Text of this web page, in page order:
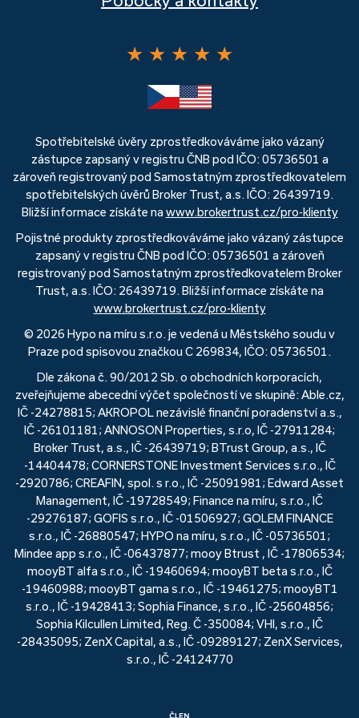
★ ★ ★ ★ ★
Spotřebitelské úvěry zprostředkováváme jako vázaný
zástupce zapsaný v registru ČNB pod IČO: 05736501 a
zároveň registrovaný pod Samostatným zprostředkovatelem
spotřebitelských úvěrů Broker Trust, a.s. IČO: 26439719.
Bližší informace získáte na www.brokertrust.cz/pro-klienty
Pojistné produkty zprostředkováváme jako vázaný zástupce
zapsaný v registru ČNB pod IČO: 05736501 a zároveň
registrovaný pod Samostatným zprostředkovatelem Broker
Trust, a.s. IČO: 26439719. Bližší informace získáte na
www.brokertrust.cz/pro-klienty
© 2026 Hypo na míru s.r.o. je vedená u Městského soudu v
Praze pod spisovou značkou C 269834, IČO: 05736501.
Dle zákona č. 90/2012 Sb. o obchodních korporacích,
zveřejňujeme abecední výčet společností ve skupině: Able.cz,
IČ -24278815; AKROPOL nezávislé finanční poradenství a.s.,
IČ -26101181; ANNOSON Properties, s.r.o, IČ -27911284;
Broker Trust, a.s., IČ -26439719; BTrust Group, a.s., IČ
-14404478; CORNERSTONE Investment Services s.r.o., IČ
-2920786; CREAFIN, spol. s r.o., IČ -25091981; Edward Asset
Management, IČ -19728549; Finance na míru, s.r.o., IČ
-29276187; GOFIS s.r.o., IČ -01506927; GOLEM FINANCE
s.r.o., IČ -26880547; HYPO na míru, s.r.o., IČ -05736501;
Mindee app s.r.o., IČ -06437877; mooy Btrust , IČ -17806534;
mooyBT alfa s.r.o., IČ -19460694; mooyBT beta s.r.o., IČ
-19460988; mooyBT gama s.r.o., IČ -19461275; mooyBT1
s.r.o., IČ -19428413; Sophia Finance, s.r.o., IČ -25604856;
Sophia Kilcullen Limited, Reg. Č -350084; VHI, s.r.o., IČ
-28435095; ZenX Capital, a.s., IČ -09289127; ZenX Services,
s.r.o., IČ -24124770